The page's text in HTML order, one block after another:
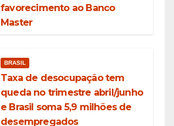
favorecimento ao Banco
Master
BRASIL
Taxa de desocupação tem
queda no trimestre abril/junho
e Brasil soma 5,9 milhões de
desempregados